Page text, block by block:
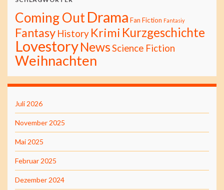
Coming OutDrama Fan Fiction Fantasiy
Fantasy History Krimi Kurzgeschichte
LovestoryNewsScience Fiction
Weihnachten
Juli 2026
November 2025
Mai 2025
Februar 2025
Dezember 2024